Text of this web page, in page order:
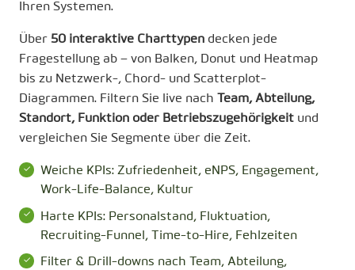
Ihren Systemen.
Über 50 interaktive Charttypen decken jede
Fragestellung ab – von Balken, Donut und Heatmap
bis zu Netzwerk-, Chord- und Scatterplot-
Diagrammen. Filtern Sie live nach
Team, Abteilung,
Standort, Funktion oder Betriebszugehörigkeit und
vergleichen Sie Segmente über die Zeit.
Weiche KPIs: Zufriedenheit, eNPS, Engagement,
Work-Life-Balance, Kultur
Harte KPIs: Personalstand, Fluktuation,
Recruiting-Funnel, Time-to-Hire, Fehlzeiten
Filter & Drill-downs nach Team, Abteilung,